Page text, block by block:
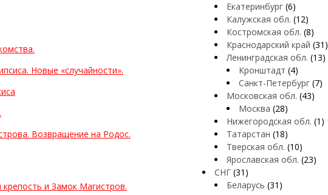
Новые «случайности».
Возвращение на Родос.
и Замок Магистров.
Екатеринбург (6)
Калужская обл. (12)
Костромская обл. (8)
Краснодарский край (31)
Ленинградская обл. (13)
Кронштадт (4)
Санкт-Петербург (7)
Московская обл. (43)
Москва (28)
Нижегородская обл. (1)
Татарстан (18)
Тверская обл. (10)
Ярославская обл. (23)
СНГ (31)
Беларусь (31)